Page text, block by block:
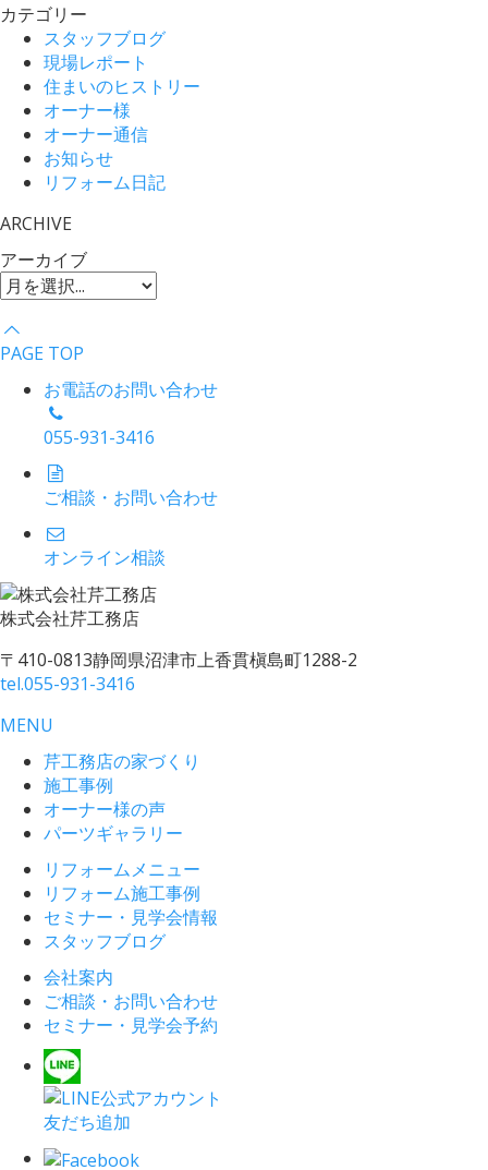
カテゴリー
スタッフブログ
現場レポート
住まいのヒストリー
オーナー様
オーナー通信
お知らせ
リフォーム日記
ARCHIVE
アーカイブ
PAGE TOP
お電話のお問い合わせ
055-931-3416
ご相談・お問い合わせ
オンライン相談
株式会社芹工務店
〒410-0813静岡県沼津市上香貫槇島町1288-2
tel.055-931-3416
MENU
芹工務店の家づくり
施工事例
オーナー様の声
パーツギャラリー
リフォームメニュー
リフォーム施工事例
セミナー・見学会情報
スタッフブログ
会社案内
ご相談・お問い合わせ
セミナー・見学会予約
友だち追加